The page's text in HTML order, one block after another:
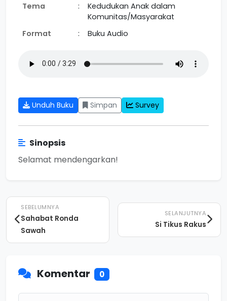
Tema
:
Kedudukan Anak dalam
Komunitas/Masyarakat
Format
: Buku Audio
Unduh Buku Simpan Survey
Sinopsis
Selamat mendengarkan!
SEBELUMNYA
Sahabat Ronda
Sawah
SELANJUTNYA
Si Tikus Rakus
Komentar 0